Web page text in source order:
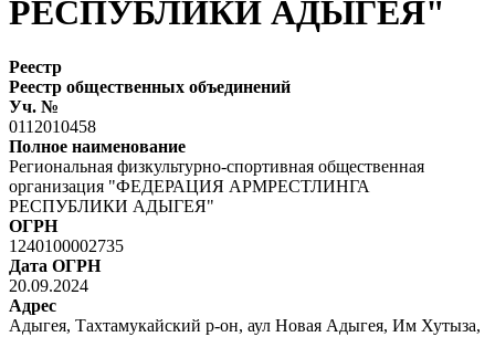
РЕСПУБЛИКИ АДЫГЕЯ"
Реестр
Реестр общественных объединений
Уч. №
0112010458
Полное наименование
Региональная физкультурно-спортивная общественная
организация "ФЕДЕРАЦИЯ АРМРЕСТЛИНГА
РЕСПУБЛИКИ АДЫГЕЯ"
ОГРН
1240100002735
Дата ОГРН
20.09.2024
Адрес
Адыгея, Тахтамукайский р-он, аул Новая Адыгея, Им Хутыза,